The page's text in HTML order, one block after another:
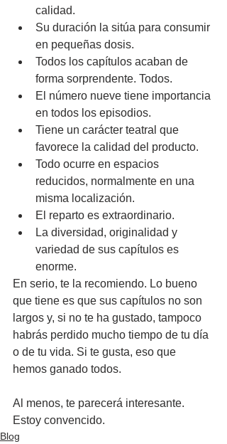
calidad.
Su duración la sitúa para consumir
en pequeñas dosis.
Todos los capítulos acaban de
forma sorprendente. Todos.
El número nueve tiene importancia
en todos los episodios.
Tiene un carácter teatral que
favorece la calidad del producto.
Todo ocurre en espacios
reducidos, normalmente en una
misma localización.
El reparto es extraordinario.
La diversidad, originalidad y
variedad de sus capítulos es
enorme.
En serio, te la recomiendo. Lo bueno
que tiene es que sus capítulos no son
largos y, si no te ha gustado, tampoco
habrás perdido mucho tiempo de tu día
o de tu vida. Si te gusta, eso que
hemos ganado todos.
Al menos, te parecerá interesante.
Estoy convencido.
Blog